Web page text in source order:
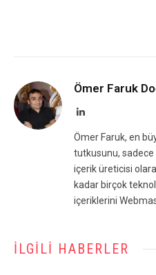
Ömer Faruk
LinkedIn
Ömer Faruk, en
tutkusunu, sadece
içerik üreticisi
kadar birçok
içeriklerini
İLGILI HABERLER